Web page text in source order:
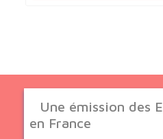
Une émission des
en France